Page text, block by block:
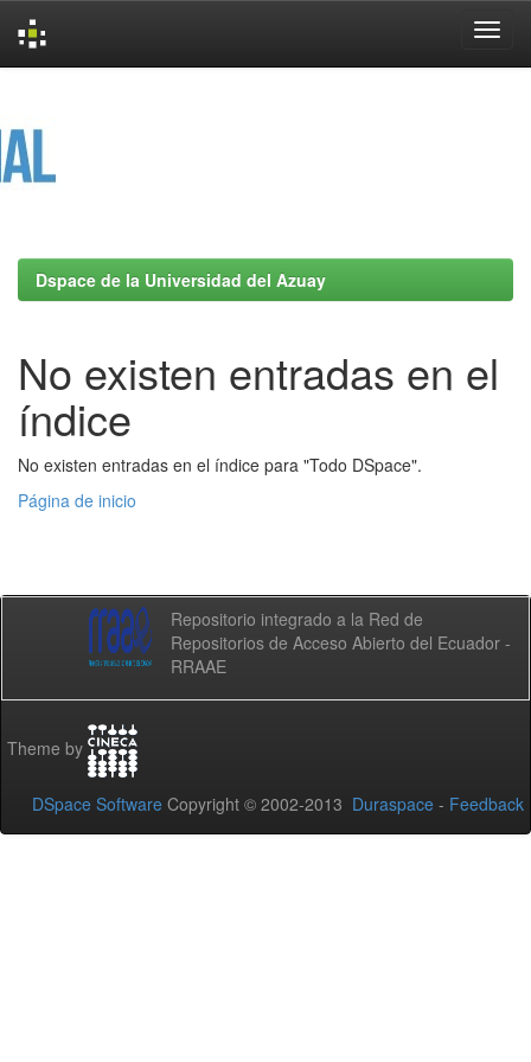
Dspace de la Universidad del Azuay
No existen entradas en el
índice
No existen entradas en el índice para "Todo DSpace".
Página de inicio
Repositorio integrado a la Red de
Repositorios de Acceso Abierto del Ecuador -
RRAAE
Theme by
DSpace Software Copyright © 2002-2013 Duraspace - Feedback